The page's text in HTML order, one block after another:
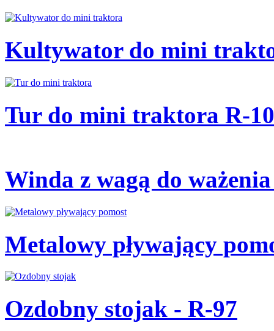
Kultywator do mini
Tur do mini traktora R-
Winda z wagą do
Metalowy pływający
Ozdobny stojak - R-97